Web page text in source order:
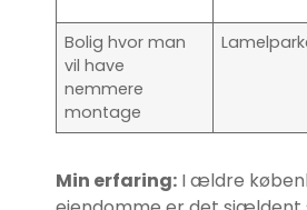
Bolig hvor man
vil have
nemmere
montage
Min erfaring: I ældre